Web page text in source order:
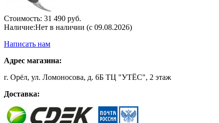
Стоимость: 31 490 руб.
Наличие:Нет в наличии (с 09.08.2026)
Написать нам
Адрес магазина:
г. Орёл, ул. Ломоносова, д. 6Б ТЦ "УТЁС", 2 этаж
Доставка: